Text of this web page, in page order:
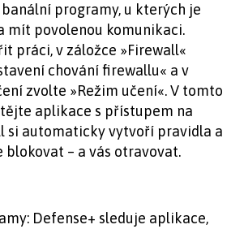
programy, u kterých je
mít povolenou komunikaci.
práci, v záložce »Firewall«
chování firewallu« a v
zvolte »Režim učení«. V tomto
aplikace s přístupem na
si automaticky vytvoří pravidla a
blokovat – a vás otravovat.
Defense+ sleduje aplikace,